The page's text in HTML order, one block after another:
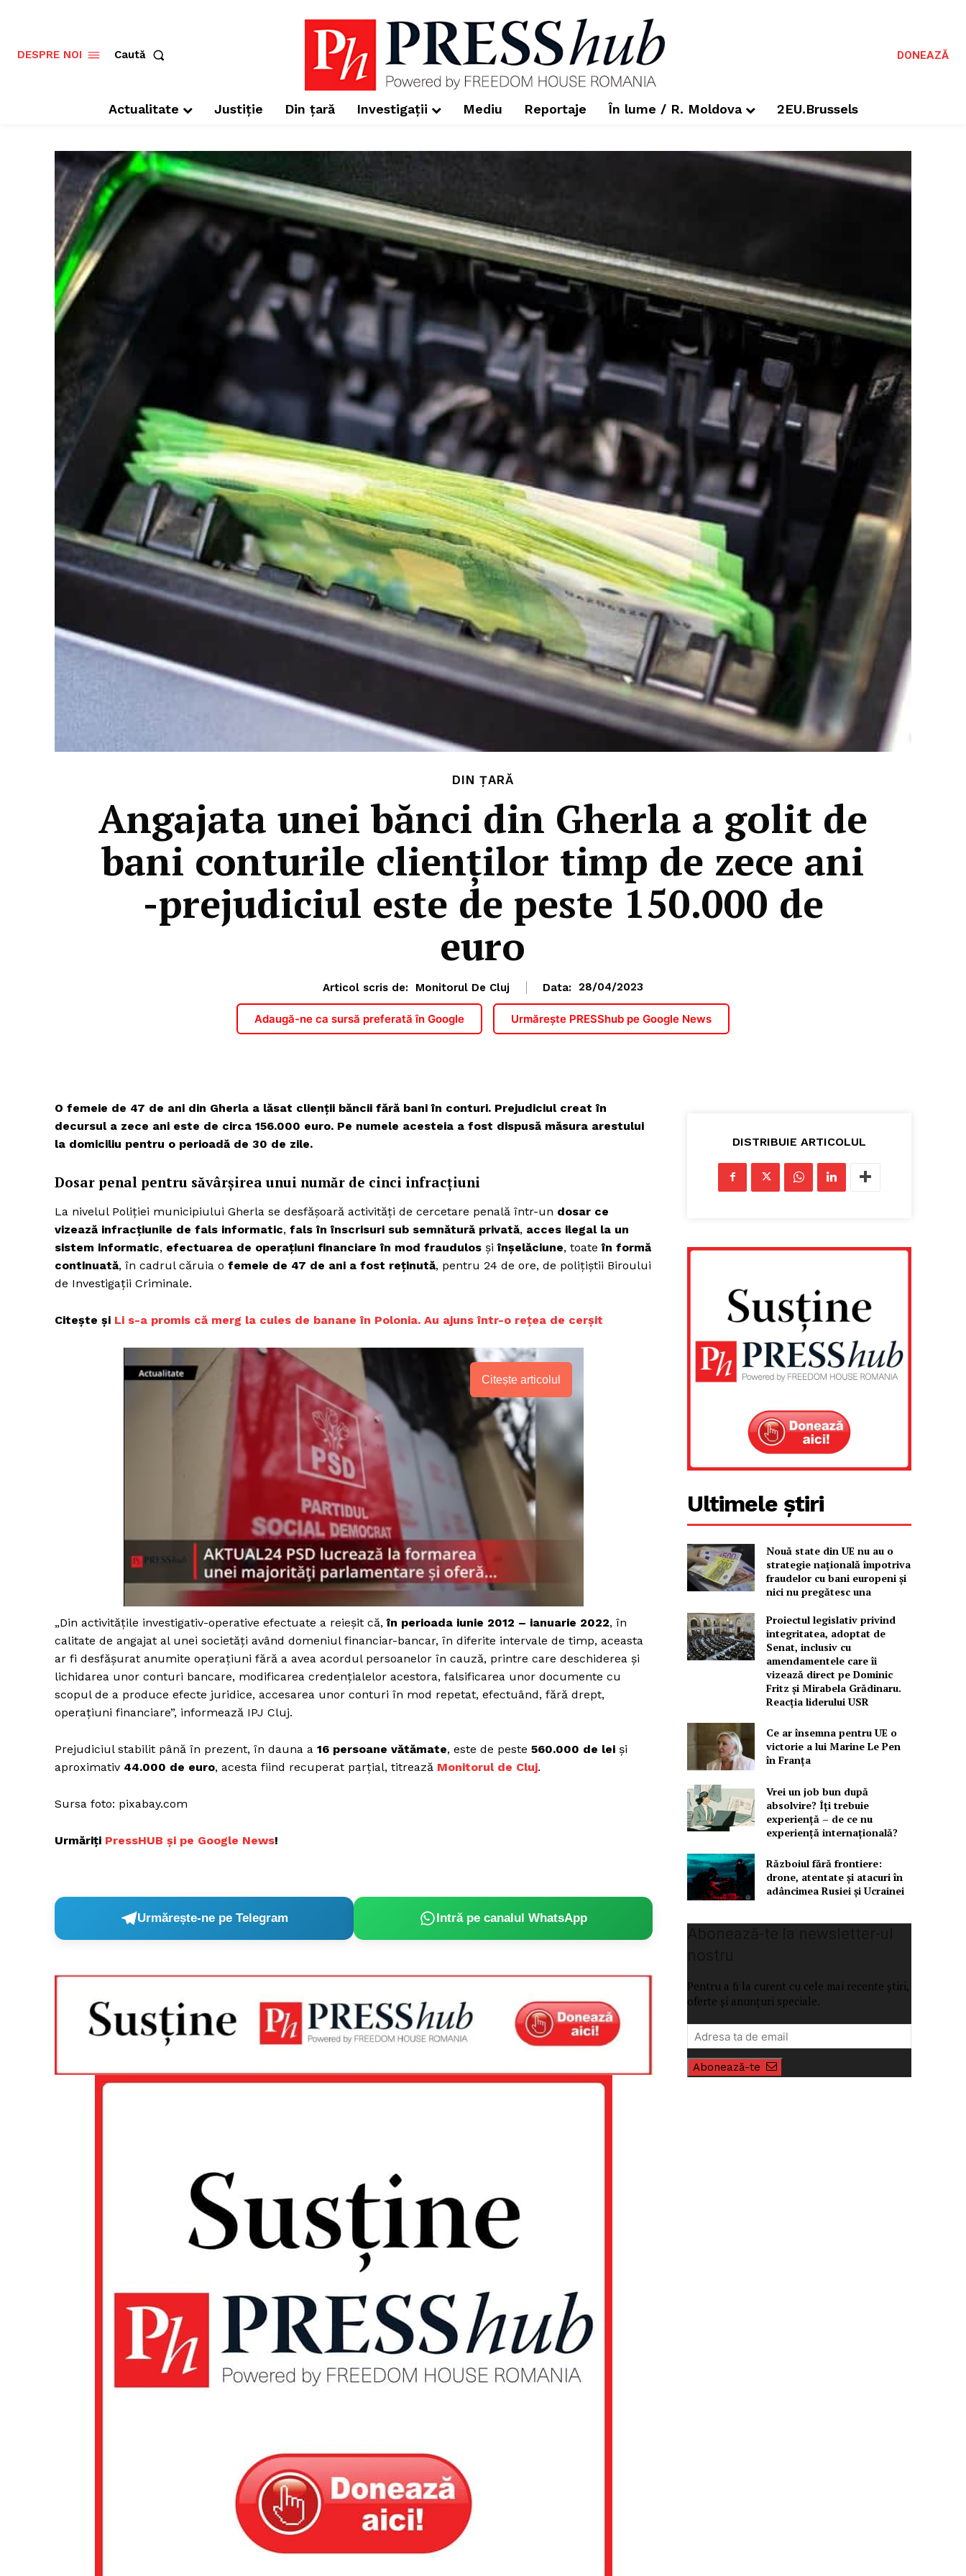
Un proiect
FREEDOM HOUSE
ROMÂNIA
PRESShub
Despre noi / Echipa
Proiecte editoriale
Rețea
Contact
DESPRE NOI Caută DONEAZĂ
Actualitate Justiție Din țară Investigații Mediu Reportaje În lume / R. Moldova 2EU.Brussels
DIN ȚARĂ
Angajata unei bănci din Gherla a golit de
bani conturile clienților timp de zece ani
-prejudiciul este de peste 150.000 de
euro
Articol scris de: Monitorul De Cluj Data: 28/04/2023
Adaugă-ne ca sursă preferată în Google Urmărește PRESShub pe Google News
O femeie de 47 de ani din Gherla a lăsat clienții băncii fără bani în conturi. Prejudiciul creat în
decursul a zece ani este de circa 156.000 euro. Pe numele acesteia a fost dispusă măsura arestului
la domiciliu pentru o perioadă de 30 de zile.
Dosar penal pentru săvârșirea unui număr de cinci infracțiuni
La nivelul Poliției municipiului Gherla se desfășoară activități de cercetare penală într-un dosar ce
vizează infracțiunile de fals informatic, fals în înscrisuri sub semnătură privată, acces ilegal la un
sistem informatic, efectuarea de operațiuni financiare în mod fraudulos șiînșelăciune, toateîn formă
continuată, în cadrul căruia o femeie de 47 de ani a fost reținută, pentru 24 de ore, de polițiștii Biroului
de Investigații Criminale.
Citește și Li s-a promis că merg la cules de banane în Polonia. Au ajuns într-o rețea de cerșit
Citește articolul
„Din activitățile investigativ-operative efectuate a reieșit că, în perioada iunie 2012 – ianuarie 2022, în
calitate de angajat al unei societăți având domeniul financiar-bancar, în diferite intervale de timp, aceasta
ar fi desfășurat anumite operațiuni fără a avea acordul persoanelor în cauză, printre care deschiderea și
lichidarea unor conturi bancare, modificarea credențialelor acestora, falsificarea unor documente cu
scopul de a produce efecte juridice, accesarea unor conturi în mod repetat, efectuând, fără drept,
operațiuni financiare”, informează IPJ Cluj.
Prejudiciul stabilit până în prezent, în dauna a 16 persoane vătămate, este de peste 560.000 de lei și
aproximativ 44.000 de euro, acesta fiind recuperat parțial, titrează Monitorul de Cluj.
Sursa foto: pixabay.com
Urmăriți PressHUB și pe Google News!
Urmărește-ne pe Telegram Intră pe canalul WhatsApp
DISTRIBUIE ARTICOLUL
Ultimele știri
Nouă state din UE nu au o
strategie națională împotriva
fraudelor cu bani europeni și
nici nu pregătesc una
Proiectul legislativ privind
integritatea, adoptat de
Senat, inclusiv cu
amendamentele care îi
vizează direct pe Dominic
Fritz și Mirabela Grădinaru.
Reacția liderului USR
Ce ar însemna pentru UE o
victorie a lui Marine Le Pen
în Franța
Vrei un job bun după
absolvire? Îți trebuie
experiență – de ce nu
experiență internațională?
Războiul fără frontiere:
drone, atentate și atacuri în
adâncimea Rusiei și Ucrainei
Pentru a fi la curent cu cele mai recente știri,
oferte și anunțuri speciale.
Abonează-te